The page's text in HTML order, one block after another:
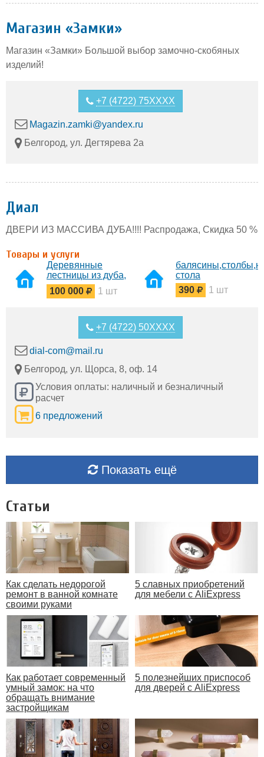
Магазин «Замки»
Магазин «Замки» Большой выбор замочно-скобяных
изделий!
+7 (4722) 75XXXX
Magazin.zamki@yandex.ru
Белгород, ул. Дегтярева 2а
Диал
ДВЕРИ ИЗ МАССИВА ДУБА!!!! Распродажа, Скидка 50 %
Товары и услуги
Деревянные
лестницы из дуба,
бука, ясеня в
Белгороде.
100 000 1 шт
стола
390
1 шт
+7 (4722) 50XXXX
dial-com@mail.ru
Белгород, ул. Щорса, 8, оф. 14
Условия оплаты: наличный и безналичный
расчет
6 предложений
Показать ещё
Статьи
Как сделать недорогой
ремонт в ванной комнате
своими руками
5 славных приобретений
для мебели с AliExpress
Как работает современный
умный замок: на что
обращать внимание
застройщикам
5 полезнейших приспособ
для дверей с AliExpress